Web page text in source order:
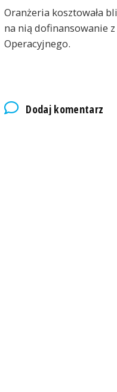
Oranżeria kosztowała
na nią dofinansowanie
Operacyjnego.
Dodaj komentarz